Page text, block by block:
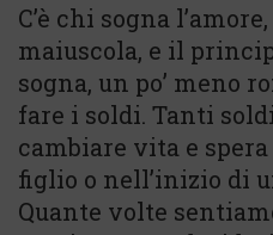
C’è chi sogna
maiuscola, e il
sogna, un po’ meno
fare i soldi. Tanti
cambiare vita e
figlio o nell’inizio di
Quante volte